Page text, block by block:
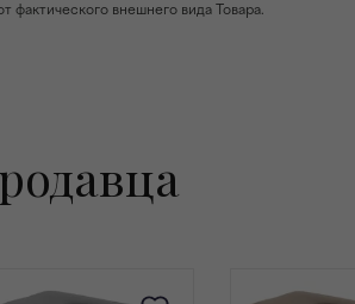
фактического внешнего вида Товара.